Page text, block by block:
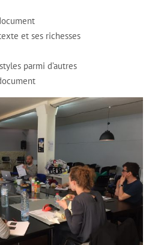
et ses richesses
parmi d’autres